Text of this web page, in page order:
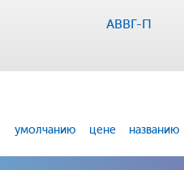
АВВГ-П
умолчанию цене названию